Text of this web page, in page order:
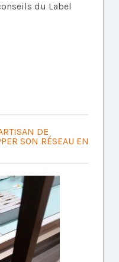
du Label
DE
SON RÉSEAU EN